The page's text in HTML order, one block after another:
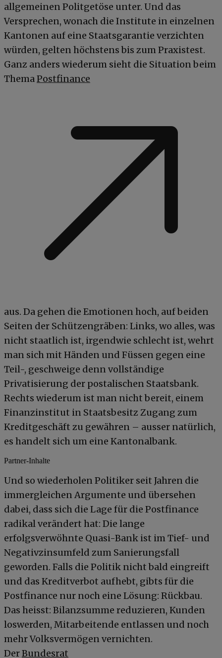
allgemeinen Politgetöse unter. Und das
Versprechen, wonach die Institute in einzelnen
Kantonen auf eine Staatsgarantie verzichten
würden, gelten höchstens bis zum Praxistest.
Ganz anders wiederum sieht die Situation beim
ThemaPostfinance
aus. Da gehen die Emotionen hoch, auf beiden
Seiten der Schützengräben: Links, wo alles, was
nicht staatlich ist, irgendwie schlecht ist, wehrt
man sich mit Händen und Füssen gegen eine
Teil-, geschweige denn vollständige
Privatisierung der postalischen Staatsbank.
Rechts wiederum ist man nicht bereit, einem
Finanzinstitut in Staatsbesitz Zugang zum
Kreditgeschäft zu gewähren – ausser natürlich,
es handelt sich um eine Kantonalbank.
Partner-Inhalte
Und so wiederholen Politiker seit Jahren die
immergleichen Argumente und übersehen
dabei, dass sich die Lage für die Postfinance
radikal verändert hat: Die lange
erfolgsverwöhnte Quasi-Bank ist im Tief- und
Negativzinsumfeld zum Sanierungsfall
geworden. Falls die Politik nicht bald eingreift
und das Kreditverbot aufhebt, gibts für die
Postfinance nur noch eine Lösung: Rückbau.
Das heisst: Bilanzsumme reduzieren, Kunden
loswerden, Mitarbeitende entlassen und noch
mehr Volksvermögen vernichten.
DerBundesrat